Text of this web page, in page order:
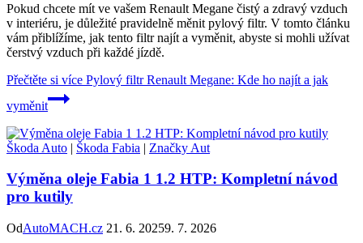
Pokud chcete mít ve vašem Renault Megane čistý a zdravý vzduch
v interiéru, je důležité pravidelně měnit pylový filtr. V tomto článku
vám přiblížíme, jak tento filtr najít a vyměnit, abyste si mohli užívat
čerstvý vzduch při každé jízdě.
Přečtěte si více Pylový filtr Renault Megane: Kde ho najít a jak
vyměnit
Škoda Auto | Škoda Fabia | Značky Aut
Výměna oleje Fabia 1 1.2 HTP: Kompletní návod
pro kutily
OdAutoMACH.cz 21. 6. 20259. 7. 2026